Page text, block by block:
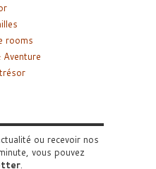
rooms
ou recevoir nos
vous pouvez
.